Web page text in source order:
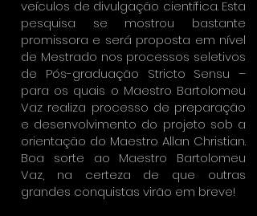
veículos de divulgação científica. Esta
pesquisa se mostrou bastante
promissora e será proposta em nível
de Mestrado nos processos seletivos
de Pós-graduação Stricto Sensu –
para os quais o Maestro Bartolomeu
Vaz realiza processo de preparação
e desenvolvimento do projeto sob a
orientação do Maestro Allan Christian.
Boa sorte ao Maestro Bartolomeu
Vaz, na certeza de que outras
grandes conquistas virão em breve!